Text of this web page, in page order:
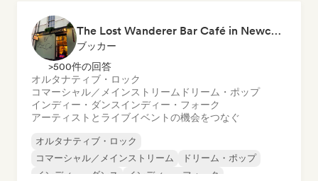
The Lost Wanderer Bar Café in Newcastle
ブッカー
>500件の回答
オルタナティブ・ロック
コマーシャル／メインストリーム ドリーム・ポップ
インディー・ダンスインディー・フォーク
アーティストとライブイベントの機会をつなぐ
オルタナティブ・ロック
コマーシャル／メインストリーム
ドリーム・ポップ
インディー・ダンス
インディー・フォーク